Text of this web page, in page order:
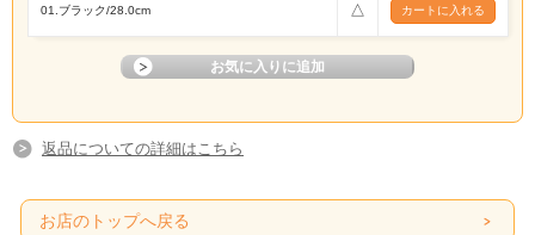
01.ブラック/28.0cm △
返品についての詳細はこちら
お店のトップへ戻る